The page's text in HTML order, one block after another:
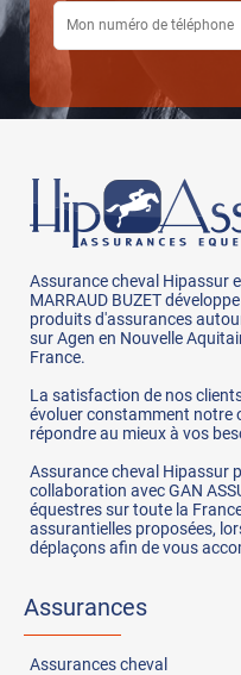
Assurance cheval Hipassur
MARRAUD BUZET
produits d'assurances
sur Agen en Nouvelle
France.
La satisfaction de nos
évoluer constamment notre
répondre au mieux à vos
Assurance cheval Hipassur
collaboration avec GAN
équestres sur toute la
assurantielles proposées,
déplaçons afin de vous
Assurances
Assurancescheval